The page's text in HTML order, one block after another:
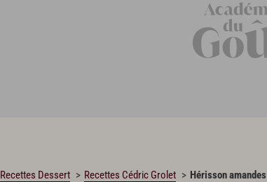
Recettes Dessert Recettes Cédric Grolet Hérisson amandes